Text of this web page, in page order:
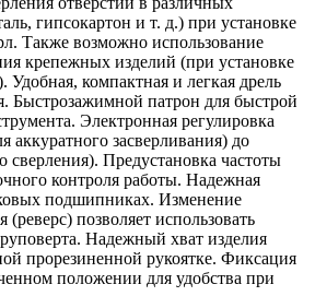
гипсокартон и т. д.) при установке
Также возможно использование
крепежных изделий (при установке
Удобная, компактная и легкая дрель
Быстрозажимной патрон для быстрой
Электронная регулировка
аккуратного засверливания) до
сверления). Предустановка частоты
контроля работы. Надежная
подшипниках. Изменение
позволяет использовать
Надежный хват изделия
прорезиненной рукоятке. Фиксация
положении для удобства при